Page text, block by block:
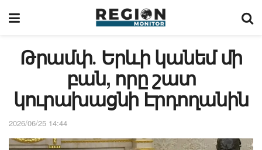
Թրամփ․ Երևի կանեմ մի
բան, որը շատ
կուրախացնի Էրդողանին
2026/06/25 14:44